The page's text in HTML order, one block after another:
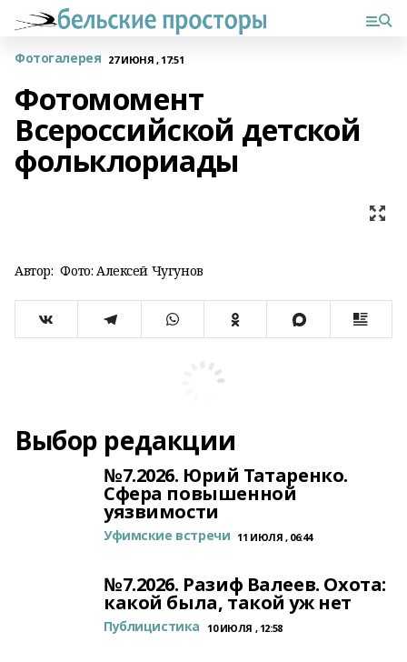
Фотогалерея 27 ИЮНЯ , 17:51
Фотомомент
Всероссийской детской
фольклориады
Автор: Фото: Алексей Чугунов
Выбор редакции
№7.2026. Юрий Татаренко.
Сфера повышенной
уязвимости
Уфимские встречи 11 ИЮЛЯ , 06:44
№7.2026. Разиф Валеев. Охота:
какой была, такой уж нет
Публицистика 10 ИЮЛЯ , 12:58